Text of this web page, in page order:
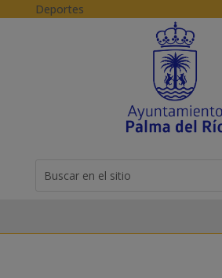
Skip to content
Deportes
for...